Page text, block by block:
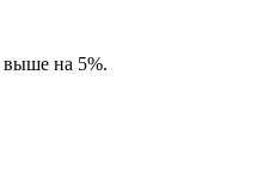
выше на 5%.